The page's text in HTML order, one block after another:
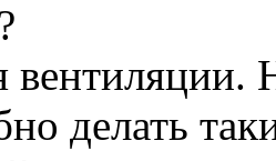
вентиляции.
делать